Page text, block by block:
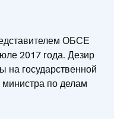
ОБСЕ
2017 года. Дезир
на государственной
министра по делам